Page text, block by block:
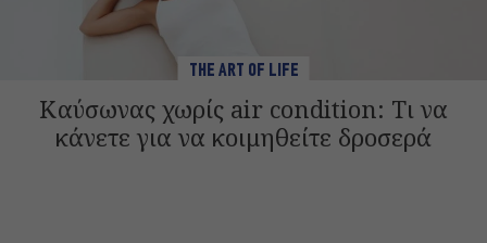
THE ART OF LIFE
Καύσωνας χωρίς air condition: Τι να
κάνετε για να κοιμηθείτε δροσερά